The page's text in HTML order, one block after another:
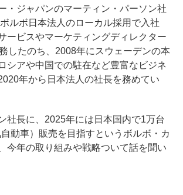
・ジャパンのマーティン・パーソン社
ルボ日本法人のローカル採用で入社
ービスやマーケティングディレクター
したのち、2008年にスウェーデンの本
シアや中国での駐在など豊富なビジネ
年から日本法人の社長を務めてい
社長に、2025年には日本国内で1万台
動車）販売を目指すというボルボ・カ
今年の取り組みや戦略ついて話を聞い